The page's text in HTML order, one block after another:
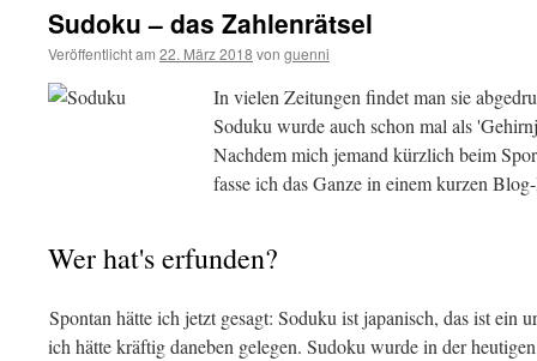
Sudoku – das Zahlenrätsel
Veröffentlicht am 22. März 2018 von guenni
In vielen Zeitungen findet man sie
Soduku wurde auch schon mal als
Nachdem mich jemand kürzlich beim
fasse ich das Ganze in einem kurzen
Wer hat's erfunden?
Spontan hätte ich jetzt gesagt: Soduku ist japanisch, das ist ein
ich hätte kräftig daneben gelegen. Sudoku wurde in der